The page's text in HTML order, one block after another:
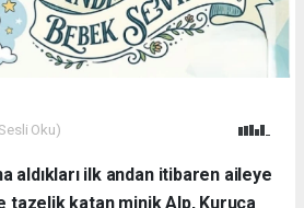
Oku)
aldıkları ilk andan itibaren aileye
tazelik katan minik Alp, Kuruca